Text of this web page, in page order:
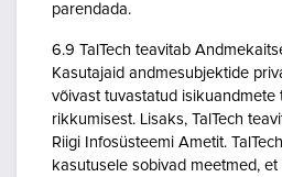
parendada.
6.9 TalTech teavitab
Kasutajaid andmesubjektide
võivast tuvastatud isikuandmete
rikkumisest. Lisaks, TalTech
Riigi Infosüsteemi Ametit.
kasutusele sobivad meetmed,